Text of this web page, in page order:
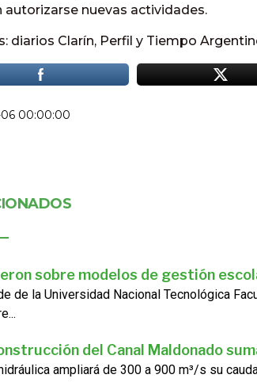
autorizarse nuevas actividades.
diarios Clarín, Perfil y Tiempo
06 00:00:00
sobre modelos de gestión
de la Universidad Nacional Tecnológica
del Canal Maldonado
ampliará de 300 a 900 m³/s su